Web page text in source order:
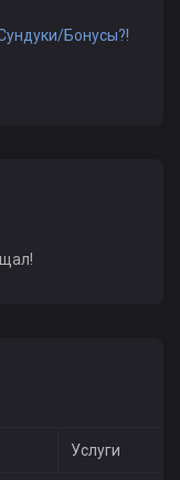
Бонусы?!
Услуги